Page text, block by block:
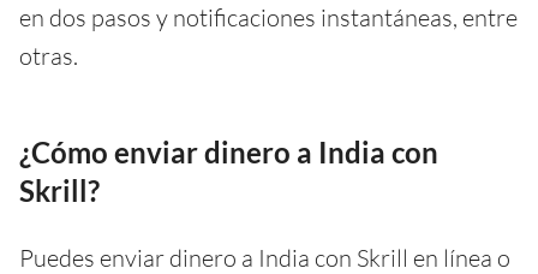
en dos pasos y notificaciones instantáneas, entre
otras.
¿Cómo enviar dinero a India con
Skrill?
Puedes enviar dinero a India con Skrill en línea o